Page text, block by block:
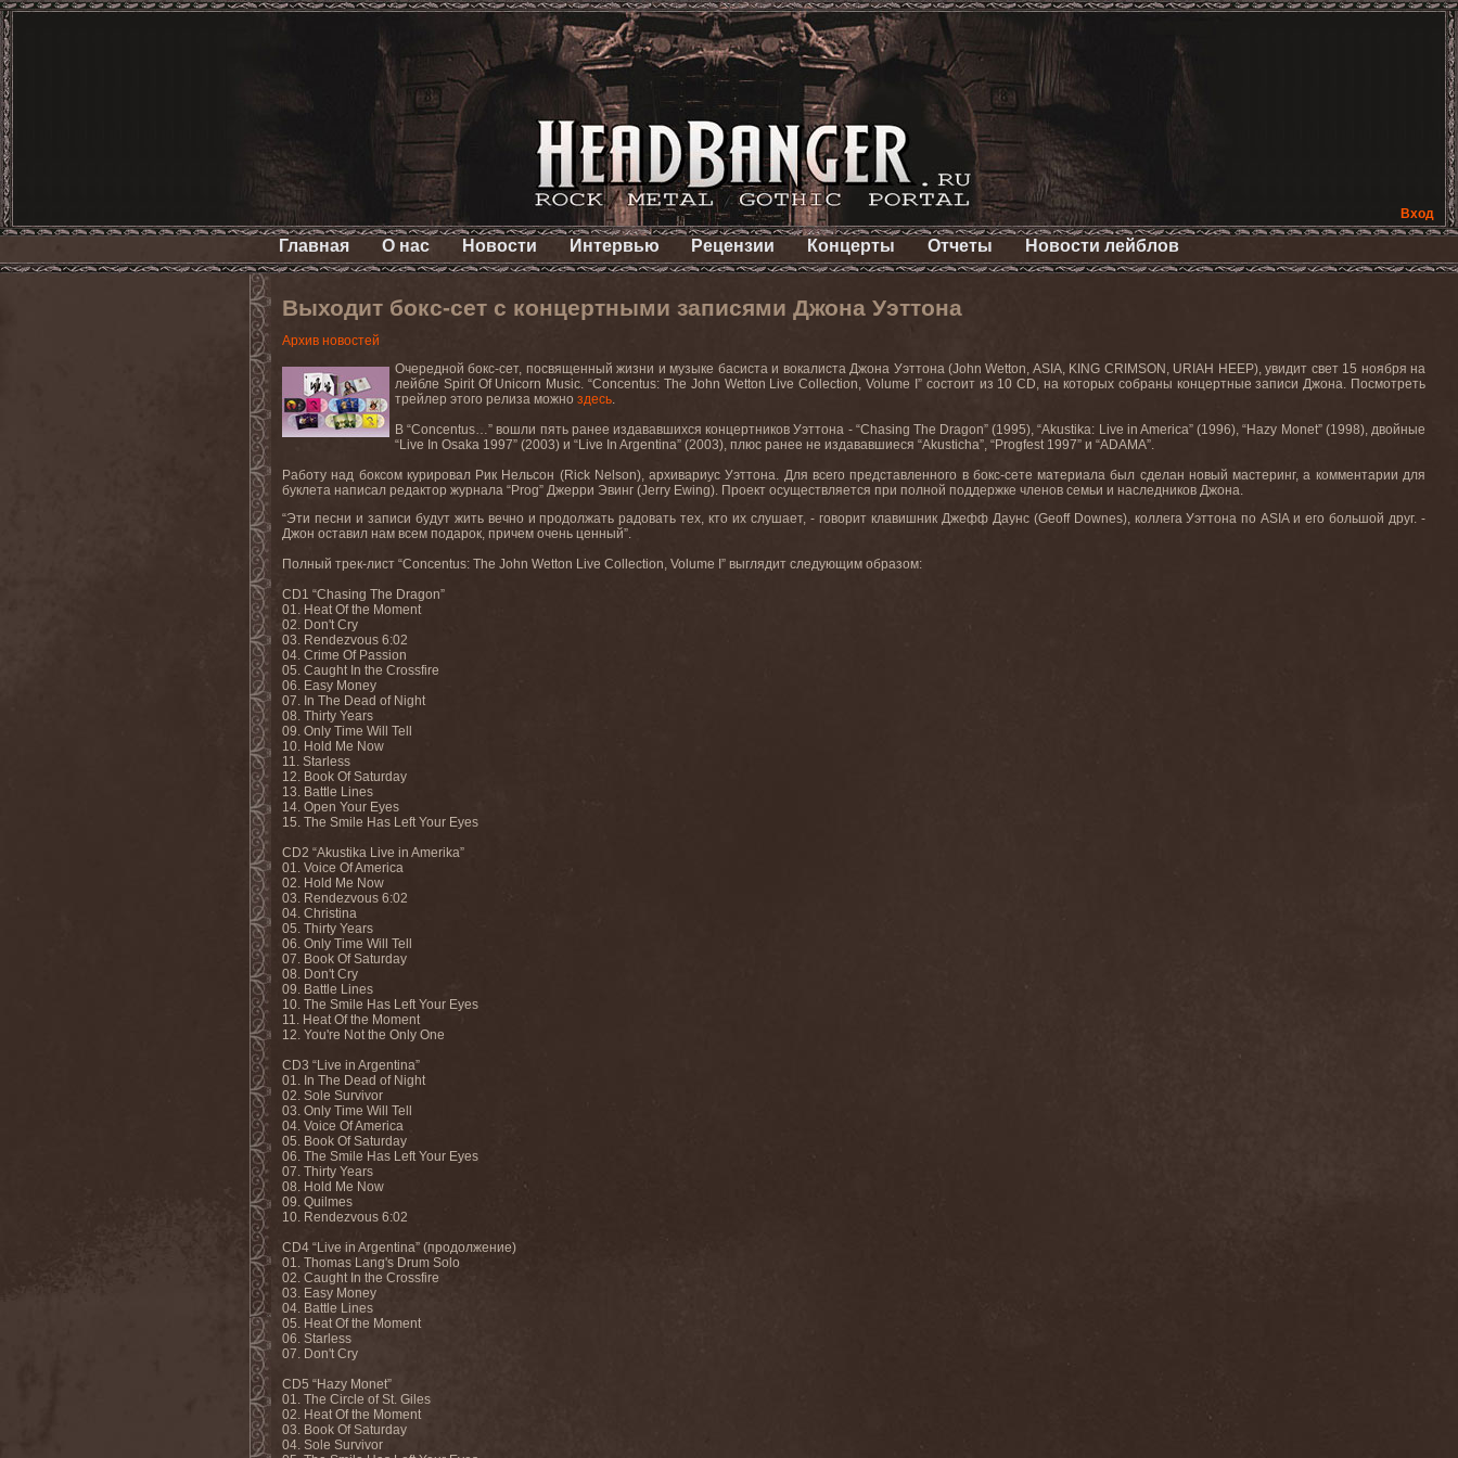
Вход
Главная О нас Новости Интервью Рецензии Концерты Отчеты Новости лейблов
Выходит бокс-сет с концертными записями Джона Уэттона
Архив новостей
Очередной бокс-сет, посвященный жизни и музыке басиста и вокалиста Джона Уэттона (John Wetton, ASIA, KING CRIMSON, URIAH HEEP), увидит свет 15 ноября на
лейбле Spirit Of Unicorn Music. “Concentus: The John Wetton Live Collection, Volume I” состоит из 10 CD, на которых собраны концертные записи Джона. Посмотреть
трейлер этого релиза можно здесь.
В “Concentus…” вошли пять ранее издававшихся концертников Уэттона - “Chasing The Dragon” (1995), “Akustika: Live in America” (1996), “Hazy Monet” (1998), двойные
“Live In Osaka 1997” (2003) и “Live In Argentina” (2003), плюс ранее не издававшиеся “Akusticha”, “Progfest 1997” и “ADAMA”.
Работу над боксом курировал Рик Нельсон (Rick Nelson), архивариус Уэттона. Для всего представленного в бокс-сете материала был сделан новый мастеринг, а комментарии для
буклета написал редактор журнала “Prog” Джерри Эвинг (Jerry Ewing). Проект осуществляется при полной поддержке членов семьи и наследников Джона.
“Эти песни и записи будут жить вечно и продолжать радовать тех, кто их слушает, - говорит клавишник Джефф Даунс (Geoff Downes), коллега Уэттона по ASIA и его большой друг. -
Джон оставил нам всем подарок, причем очень ценный”.
Полный трек-лист “Concentus: The John Wetton Live Collection, Volume I” выглядит следующим образом:
CD1 “Chasing The Dragon”
01. Heat Of the Moment
02. Don't Cry
03. Rendezvous 6:02
04. Crime Of Passion
05. Caught In the Crossfire
06. Easy Money
07. In The Dead of Night
08. Thirty Years
09. Only Time Will Tell
10. Hold Me Now
11. Starless
12. Book Of Saturday
13. Battle Lines
14. Open Your Eyes
15. The Smile Has Left Your Eyes
CD2 “Akustika Live in Amerika”
01. Voice Of America
02. Hold Me Now
03. Rendezvous 6:02
04. Christina
05. Thirty Years
06. Only Time Will Tell
07. Book Of Saturday
08. Don't Cry
09. Battle Lines
10. The Smile Has Left Your Eyes
11. Heat Of the Moment
12. You're Not the Only One
CD3 “Live in Argentina”
01. In The Dead of Night
02. Sole Survivor
03. Only Time Will Tell
04. Voice Of America
05. Book Of Saturday
06. The Smile Has Left Your Eyes
07. Thirty Years
08. Hold Me Now
09. Quilmes
10. Rendezvous 6:02
CD4 “Live in Argentina” (продолжение)
01. Thomas Lang's Drum Solo
02. Caught In the Crossfire
03. Easy Money
04. Battle Lines
05. Heat Of the Moment
06. Starless
07. Don't Cry
CD5 “Hazy Monet”
01. The Circle of St. Giles
02. Heat Of the Moment
03. Book Of Saturday
04. Sole Survivor